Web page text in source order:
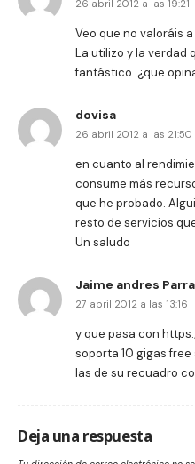
26 abril 2012 a las 19:21
Veo que no valoráis a
La utilizo y la verdad
fantástico. ¿que
dovisa
26 abril 2012 a las 21:50
en cuanto al
consume más
que he probado.
resto de servicios
Un saludo
Jaime andres
27 abril 2012 a las 13:16
y que pasa con
soporta 10 gigas
las de su recuadro
Deja una respuesta